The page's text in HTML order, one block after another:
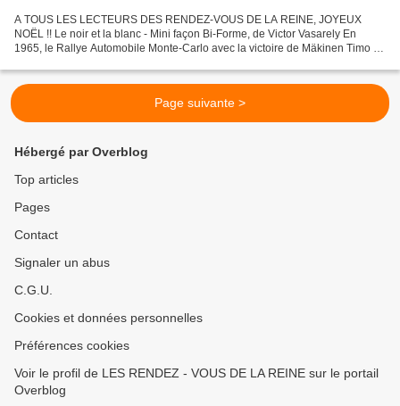
A TOUS LES LECTEURS DES RENDEZ-VOUS DE LA REINE, JOYEUX
NOËL !! Le noir et la blanc - Mini façon Bi-Forme, de Victor Vasarely En
1965, le Rallye Automobile Monte-Carlo avec la victoire de Mäkinen Timo et
Page suivante >
Hébergé par Overblog
Top articles
Pages
Contact
Signaler un abus
C.G.U.
Cookies et données personnelles
Préférences cookies
Voir le profil de LES RENDEZ - VOUS DE LA REINE sur le portail
Overblog